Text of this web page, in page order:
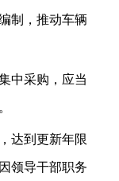
制，推动车辆
采购，应当
达到更新年限
领导干部职务